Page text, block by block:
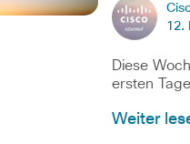
12.
Diese
ersten
Weiter